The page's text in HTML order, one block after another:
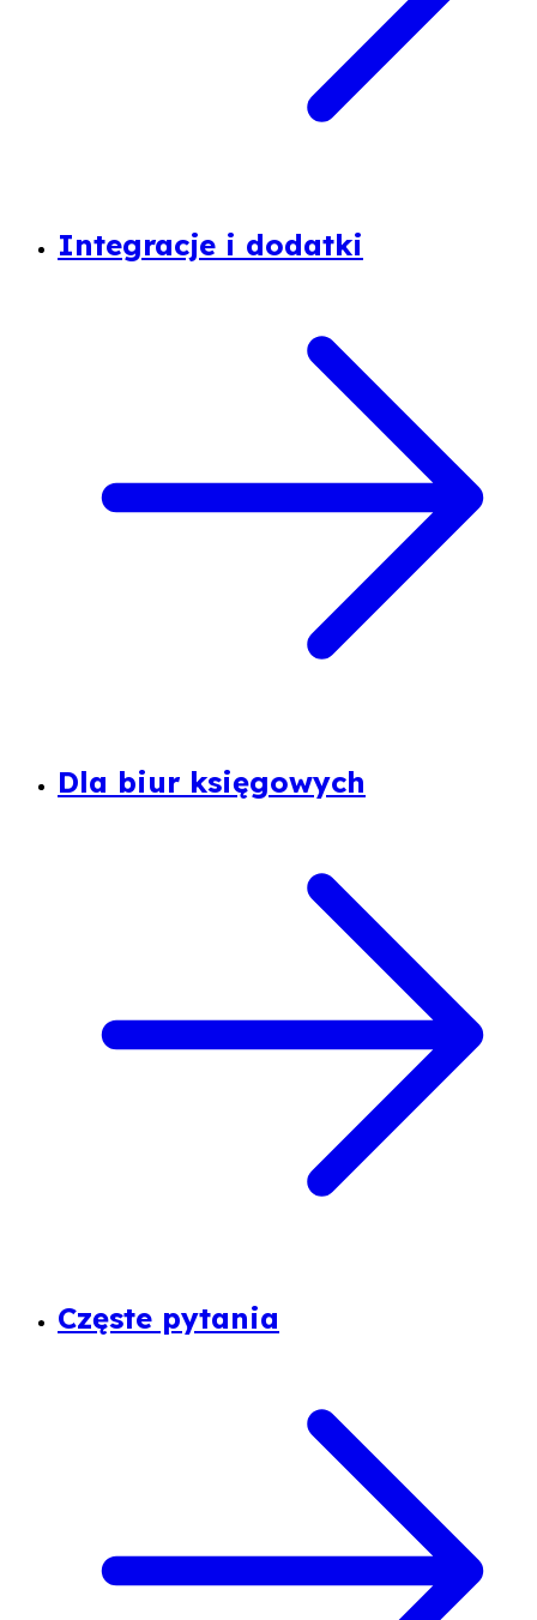
Integracje i dodatki
Dla biur księgowych
Częste pytania